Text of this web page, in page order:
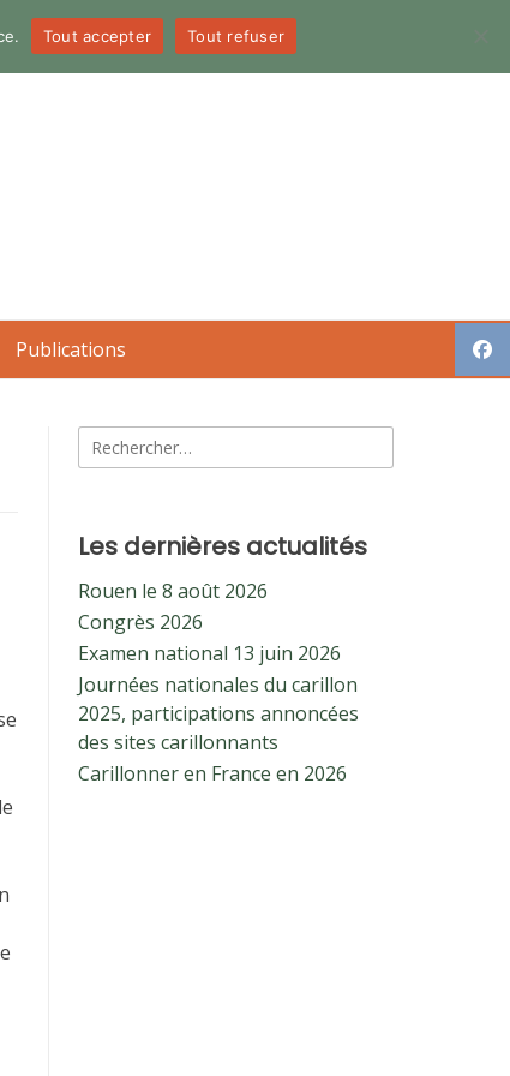
Publications
Rechercher :
Les dernières actualités
Rouen le 8 août 2026
Congrès 2026
Examen national 13 juin 2026
Journées nationales du carillon
2025, participations annoncées
des sites carillonnants
Carillonner en France en 2026
Tout accepter Tout refuser